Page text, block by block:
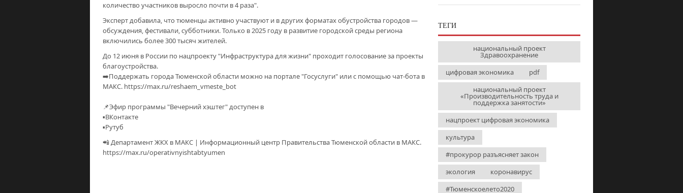
количество участников выросло почти в 4 раза".
Эксперт добавила, что тюменцы активно участвуют и в других форматах обустройства городов —
обсуждения, фестивали, субботники. Только в 2025 году в развитие городской среды региона
включились более 300 тысяч жителей.
До 12 июня в России по нацпроекту "Инфраструктура для жизни" проходит голосование за проекты
благоустройства.
➡️Поддержать города Тюменской области можно на портале "Госуслуги" или с помощью чат-бота в
МАКС. https://max.ru/reshaem_vmeste_bot
📌Эфир программы "Вечерний хэштег" доступен в
▪️ВКонтакте
▪️Рутуб
📲 Департамент ЖКХ в МАКС | Информационный центр Правительства Тюменской области в МАКС.
https://max.ru/operativnyishtabtyumen
ТЕГИ
национальный проект
Здравоохранение
цифровая экономика
pdf
национальный проект
«Производительность труда и
поддержка занятости»
нацпроект цифровая экономика
культура
#прокурор разъясняет закон
экология
коронавирус
#Тюменскоелето2020